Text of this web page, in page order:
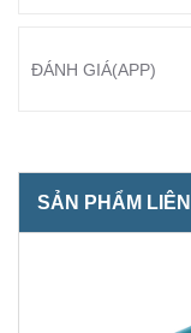
ĐÁNH GIÁ(APP)
SẢN PHẨM